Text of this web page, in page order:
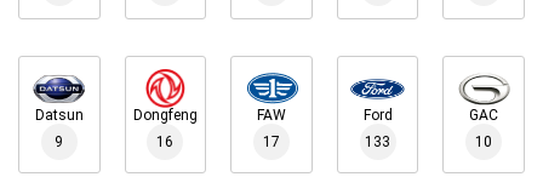
Datsun
9
Dongfeng
16
FAW
17
Ford
133
GAC
10